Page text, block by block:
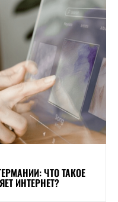
ЧТО ТАКОЕ
ИНТЕРНЕТ?